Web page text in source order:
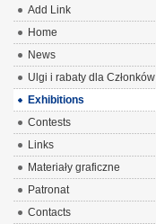
Add Link
Home
News
Ulgi i rabaty dla Członków
Exhibitions
Contests
Links
Materiały graficzne
Patronat
Contacts